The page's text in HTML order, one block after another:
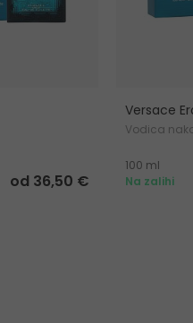
od 36,50 €
Versace
Vodica
100 ml
Na zalihi